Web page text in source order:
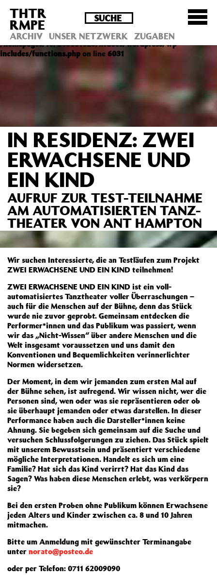
Deprecated : Die Funktion post_permalink ist seit
Version 4.4.0 veraltet! Verwende stattdessen
get_permalink(). in
/homepages/10/d43051023/htdocs/wordpress/wp-
includes/functions.php on line 6031
THTR
RMPE
ARCHIV UNSER NETZWERK ZUGABEN
IN RESIDENZ: ZWEI
ERWACHSENE UND
EIN KIND
AUFRUF ZUR TEST-TEILNAHME
AM AUTOMATISIERTEN TANZ-
THEATER VON ANT HAMPTON
Wir suchen Interessierte, die an Testläufen zum Projekt
ZWEI ERWACHSENE UND EIN KIND teilnehmen!
ZWEI ERWACHSENE UND EIN KIND ist ein voll-
automatisiertes Tanztheater voller Überraschungen –
auch für die Menschen auf der Bühne, denn das Stück
wurde nie zuvor geprobt. Gemeinsam entdecken die
Performer*innen und das Publikum was passiert, wenn
wir das „Nicht-Wissen“ über andere Menschen und die
Welt insgesamt voraussetzen und uns damit den
Konventionen und Bequemlichkeiten verinnerlichter
Normen widersetzen.
Der Moment, in dem wir jemanden zum ersten Mal auf
der Bühne sehen, ist aufregend. Wir wissen nicht, wer die
Personen sind, wen oder was sie repräsentieren oder ob
sie überhaupt jemanden oder etwas darstellen. In dieser
Performance haben auch die Darsteller*innen keine
Ahnung. Sie begeben sich gemeinsam auf die Suche und
versuchen Schlussfolgerungen zu ziehen. Das Stück spielt
mit unserem Bewusstsein und präsentiert verschiedene
mögliche Interpretationen. Handelt es sich um eine
Familie? Hat sich das Kind verirrt? Hat das Kind das
Sagen? Was haben diese Menschen erlebt, was verkörpern
sie?
Bei den ersten Proben ohne Publikum können Erwachsene
jeden Alters und Kinder zwischen ca. 8 und 10 Jahren
mitmachen.
Bitte um Anmeldung mit gewünschter Terminangabe
unter norato@posteo.de
oder per Telefon: 0711 62009090